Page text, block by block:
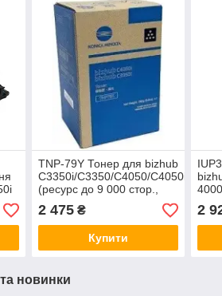
TNP-79Y Тонер для bizhub
C3350i/C3350/C4050/C4050i
(ресурс до 9 000 стор.,
@5%)
2 475₴
Купити
(до
2
та новинки